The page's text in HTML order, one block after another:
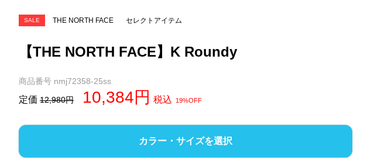
SALE THE NORTH FACE セレクトアイテム
【THE NORTH FACE】K Roundy
商品番号 nmj72358-25ss
定価 12,980 10,384 税込 19%OFF
カラー・サイズを選択